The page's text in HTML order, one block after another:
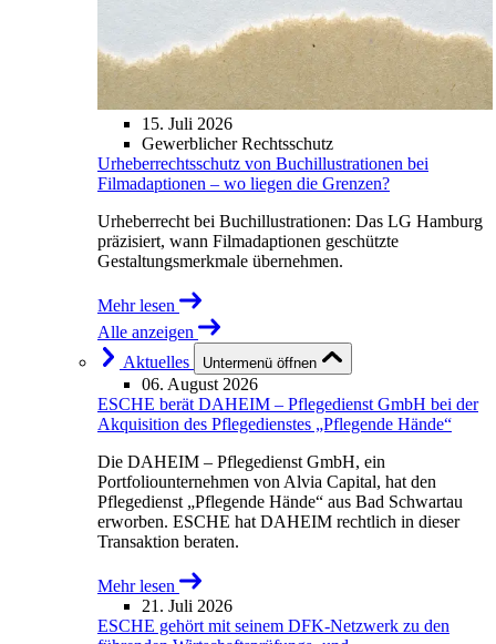
15. Juli 2026
Gewerblicher Rechtsschutz
Urheberrechtsschutz von Buchillustrationen bei
Filmadaptionen – wo liegen die Grenzen?
Urheberrecht bei Buchillustrationen: Das LG Hamburg
präzisiert, wann Filmadaptionen geschützte
Gestaltungsmerkmale übernehmen.
Mehr lesen
Alle anzeigen
Aktuelles
Untermenü öffnen
06. August 2026
ESCHE berät DAHEIM – Pflegedienst GmbH bei der
Akquisition des Pflegedienstes „Pflegende Hände“
Die DAHEIM – Pflegedienst GmbH, ein
Portfoliounternehmen von Alvia Capital, hat den
Pflegedienst „Pflegende Hände“ aus Bad Schwartau
erworben. ESCHE hat DAHEIM rechtlich in dieser
Transaktion beraten.
Mehr lesen
21. Juli 2026
ESCHE gehört mit seinem DFK-Netzwerk zu den